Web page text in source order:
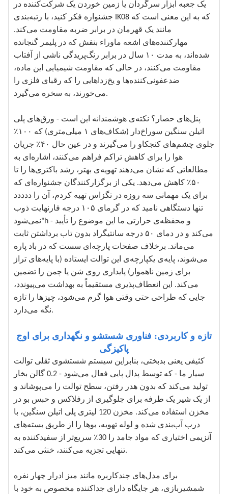
یک جعبه ابزار سرگردان یا زمین خوردن یک شرکت‌کننده در
جشنواره فکر کنید، با رتبه‌بندی IK08 که به این معنی است که
مانند یک قهرمان در برابر ضربه مقاومت می‌کند.
مهارکننده‌های اشعه ماوراء بنفش که در پلیمر گنجانده
شده‌اند، به مدت ۱۰ سال در برابر رنگ‌پریدگی ناشی از آفتاب
مقاومت می‌کنند، در حالی که مقاومت شیمیایی این ماده،
ضدعفونی‌کننده‌ها و یخ‌زداهایی را که رقبای فلزی را
می‌خورند، به سخره می‌گیرد.
پنل‌های حصار؟ نکته‌ی هوشمندانه این است - ورق‌های پلی
اتیلن سنگین سوراخ‌دار (شکاف‌های ۱ میلی‌متری) که ۱۰۰٪
جلوی چشم‌های کنجکاو را می‌گیرند و در عین حال ۴۰٪ جریان
هوا را برای کاهش تراکم فراهم می‌کنند، اشاره‌ای به
مطالعاتی که نشان می‌دهند تهویه‌ی بهتر، رشد باکتری‌ها را تا
۵۰٪ کاهش می‌دهد. یکی از برگزارکنندگان جشنواره‌ای که
برای یک مهمانی سه روزه در تگزاس تهیه کردم، آن را ددددد
تنها دستگاهی نامید که در گرمای ۱۰۵ درجه فارنهایت ذوب
نمی‌شود"h - و محفظه‌ی حرارتی ما این موضوع را تأیید
می‌کند و در دمای ۵۰ درجه سانتیگراد بدون تاب برداشتن ثابت
می‌ماند. برخلاف صفحات پارچه‌ای سست که در باد پاره
می‌شوند، پایه‌ی یکپارچه‌ی این توالت ایستاده (با پایه‌های تراز
برای زمین ناهموار) پایداری روی شن یا چمن را تضمین
می‌کند. این انعطاف‌پذیری مستقیماً به بهداشت می‌پیوندد،
جایی که طراحی حتی وقتی هوا گرم می‌شود، چیزها را تازه
نگه می‌دارد.
تازه و کاربردی: فناوری شستشو و نگهداری برای اوج
پاکیزگی
کثیفی یعنی بدبختی، بنابراین سیستم شستشوی ثقلی توالت
سیار ما - که توسط پدال پایی فعال می‌شود - 0.2 گالن بخار
تولید می‌کند که بدون هدر رفتن، سطح توالت را می‌پوشاند و
از یک شیر یک طرفه برای جلوگیری از رفلاکس و حبس بو در
مخزن استفاده می‌کند. مخزن 120 لیتری پلی اتیلن سنگین، با
درب آب‌بندی شده و لوله تهویه، بوها را از طریق بسته‌های
آنزیمی اختیاری که مواد جامد را 30٪ سریع‌تر از سفیدکننده به
تنهایی تجزیه می‌کنند، خنثی می‌کند.
برای مدل‌های چندکاربره مانند میز ادرار چهار نفره
شمشیربازی، هر جایگاه دارای جداکننده مخصوص به خود با